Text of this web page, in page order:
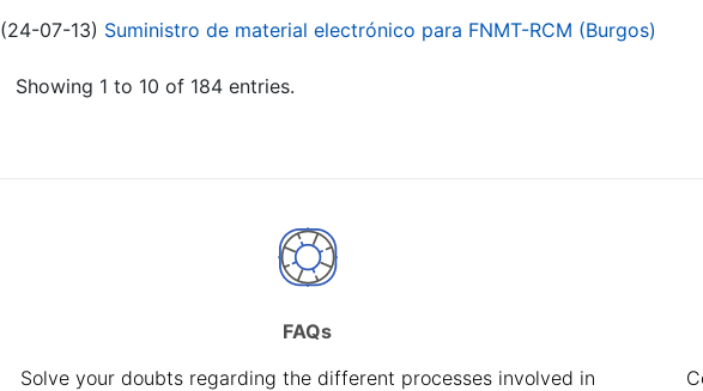
(24-07-13) Suministro de material electrónico para FNMT-RCM (Burgos)
Showing 1 to 10 of 184 entries.
FAQs
Solve your doubts regarding the different processes involved in